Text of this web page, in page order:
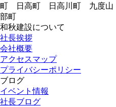
町 日高町 日高川町 九度
部町
和秋建設について
社長挨拶
会社概要
アクセスマップ
プライバシーポリシー
ブログ
イベント情報
社長ブログ